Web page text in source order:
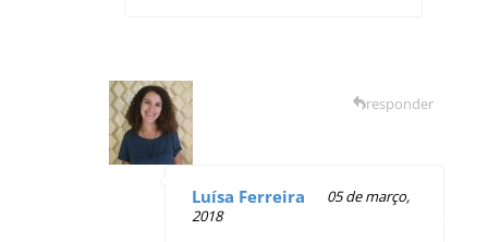
Luísa Ferreira
05 de março,
2018
responder